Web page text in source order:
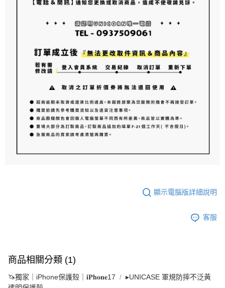
顯示電腦版詳細說明
客服
商品相關分類 (1)
🦄獨家｜iPhone保護殼｜𝐢𝐏𝐡𝐨𝐧𝐞17
▸UNICASE 軍規防摔不泛黃